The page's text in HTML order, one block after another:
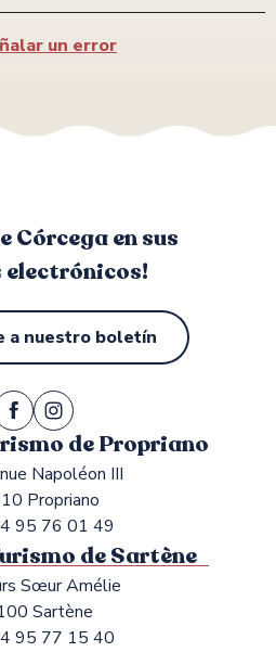
un error
Córcega en sus
electrónicos!
a nuestro boletín
de Propriano
Napoléon III
Propriano
95 76 01 49
de Sartène
Sœur Amélie
Sartène
95 77 15 40